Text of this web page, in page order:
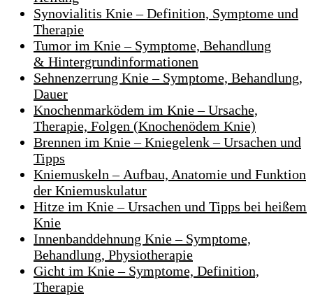
Synovialitis Knie – Definition, Symptome und
Therapie
Tumor im Knie – Symptome, Behandlung
& Hintergrundinformationen
Sehnenzerrung Knie – Symptome, Behandlung,
Dauer
Knochenmarködem im Knie – Ursache,
Therapie, Folgen (Knochenödem Knie)
Brennen im Knie – Kniegelenk – Ursachen und
Tipps
Kniemuskeln – Aufbau, Anatomie und Funktion
der Kniemuskulatur
Hitze im Knie – Ursachen und Tipps bei heißem
Knie
Innenbanddehnung Knie – Symptome,
Behandlung, Physiotherapie
Gicht im Knie – Symptome, Definition,
Therapie